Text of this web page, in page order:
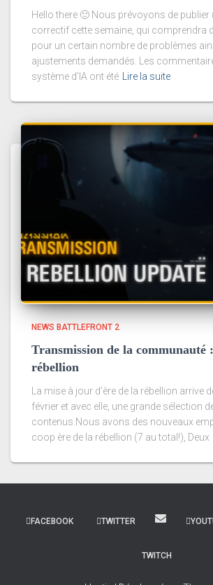
Hello there 🙂 Nous prévoyons de publier
correctif cette semaine, qui comprendra
pour un certain nombre de problèmes
ajustements demandés. Les
système d’IA ont été
Lire la suite
NEWS BATTLEFRONT 2
Transmission de la communauté
rébellion
La mise à jour d’ère de la rébellion arrive
février et avec elle, une grande sélection
contenus.Nous avons des nouveaux
coop ère de la rébellion (7 au total!), Deux
FACEBOOK TWITTER
TWITCH